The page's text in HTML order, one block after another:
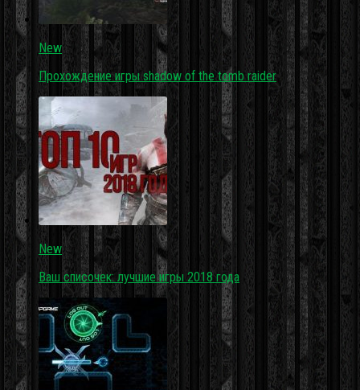
New
Прохождение игры shadow of the tomb raider
New
Ваш списочек: лучшие игры 2018 года